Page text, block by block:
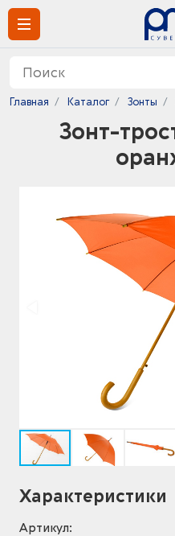
Главная Каталог Зонты
Зонт-
Характеристики
Артикул: